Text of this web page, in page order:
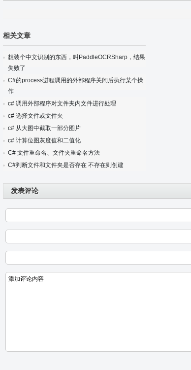
相关文章
想装个中文识别的东西，叫PaddleOCRSharp，结果
失败了
C#的process进程调用的外部程序关闭后执行某个操
作
c# 调用外部程序对文件夹内文件进行处理
c# 选择文件或文件夹
c# 从大图中截取一部分图片
c# 计算位图灰度值和二值化
C# 文件重命名、文件夹重命名方法
C#判断文件和文件夹是否存在 不存在则创建
发表评论